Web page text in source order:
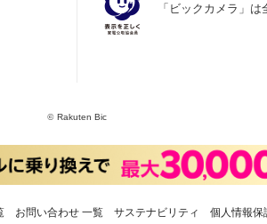
「ビックカメラ」
©Rakuten Bic
お問い合わせ 一覧 サステナビリティ 個人情報保